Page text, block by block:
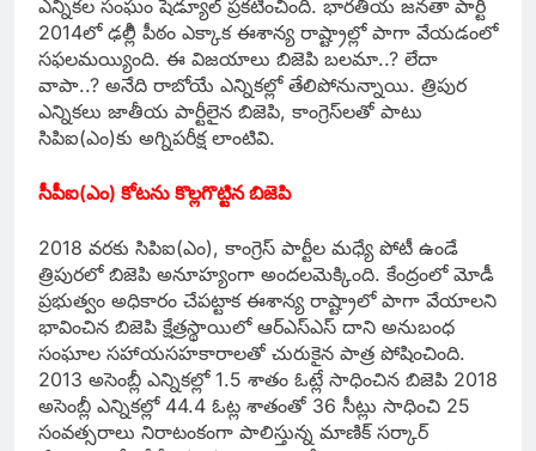
ఎన్నికల సంఘం షెడ్యూల్‌ ప్రకటించింది. భారతీయ జనతా పార్టీ
2014లో ఢల్లీి పీఠం ఎక్కాక ఈశాన్య రాష్ట్రాల్లో పాగా వేయడంలో
సఫలమయ్యింది. ఈ విజయాలు బిజెపి బలమా..? లేదా
వాపా..? అనేది రాబోయే ఎన్నికల్లో తేలిపోనున్నాయి. త్రిపుర
ఎన్నికలు జాతీయ పార్టీలైన బిజెపి, కాంగ్రెస్‌లతో పాటు
సిపిఐ(ఎం)కు అగ్నిపరీక్ష లాంటివి.
సీపీఐ(ఎం) కోటను కొల్లగొట్టిన బిజెపి
2018 వరకు సిపిఐ(ఎం), కాంగ్రెస్‌ పార్టీల మధ్యే పోటీ ఉండే
త్రిపురలో బిజెపి అనూహ్యంగా అందలమెక్కింది. కేంద్రంలో మోడీ
ప్రభుత్వం అధికారం చేపట్టాక ఈశాన్య రాష్ట్రాలో పాగా వేయాలని
భావించిన బిజెపి క్షేత్రస్థాయిలో ఆర్‌ఎస్‌ఎస్‌ దాని అనుబంధ
సంఘాల సహాయసహకారాలతో చురుకైన పాత్ర పోషించింది.
2013 అసెంబ్లీ ఎన్నికల్లో 1.5 శాతం ఓట్లే సాధించిన బిజెపి 2018
అసెంబ్లీ ఎన్నికల్లో 44.4 ఓట్ల శాతంతో 36 సీట్లు సాధించి 25
సంవత్సరాలు నిరాటంకంగా పాలిస్తున్న మాణిక్‌ సర్కార్‌